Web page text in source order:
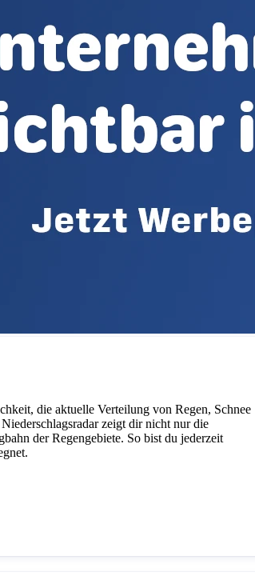
die aktuelle Verteilung von Regen, Schnee
zeigt dir nicht nur die
der Regengebiete. So bist du jederzeit